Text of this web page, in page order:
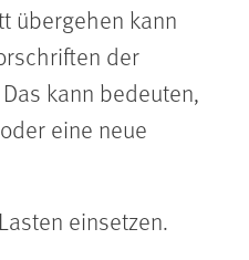
übergehen kann
der
kann bedeuten,
eine neue
einsetzen.